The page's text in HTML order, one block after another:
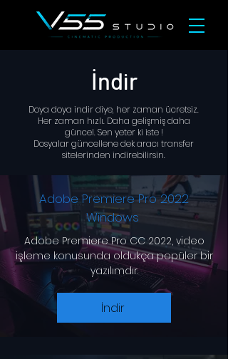
İndir
Doya doya indir diye, her zaman ücretsiz.
Her zaman hızlı. Daha gelişmiş daha
güncel. Sen yeter ki iste !
Dosyalar güncellene dek aracı transfer
sitelerinden indirebilirsin.
Adobe Premiere Pro 2022
Windows
Adobe Premiere Pro CC 2022, video
işleme konusunda oldukça popüler bir
yazılımdır.
İndir